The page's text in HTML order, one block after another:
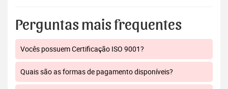
Perguntas mais frequentes
Vocês possuem Certificação ISO 9001?
Quais são as formas de pagamento disponíveis?